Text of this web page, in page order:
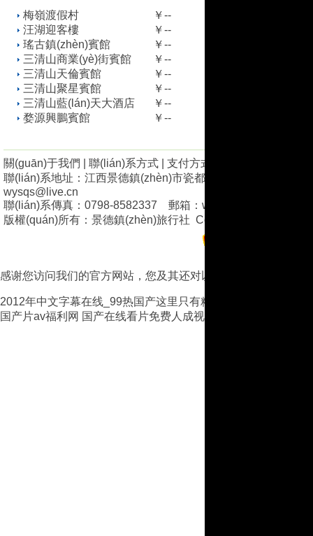
梅嶺渡假村
￥--
汪湖迎客樓
￥--
瑤古鎮(zhèn)賓館
￥--
三清山商業(yè)街賓館
￥--
三清山天倫賓館
￥--
三清山聚星賓館
￥--
三清山藍(lán)天大酒店
￥--
婺源興鵬賓館
￥--
關(guān)于我們 聯(lián)系方式 支付方式
聯(lián)系地址：江西景德鎮(zhèn)市瓷都大道968號(hào)A
wysqs@live.cn
聯(lián)系傳真：0798-8582337 郵箱：wqx-
版權(quán)所有： 景德鎮(zhèn)旅行社 Copyright © 2008
感谢您访问我们的官方网站，您及其还对以下资源青睐：
2012年中文字幕在线_99热国产这里只有精_亚洲αV无码一二
国产片av福利网 国产在线看片免费人成视频